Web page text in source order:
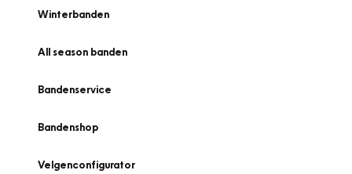
Winterbanden
All season banden
Bandenservice
Bandenshop
Velgenconfigurator